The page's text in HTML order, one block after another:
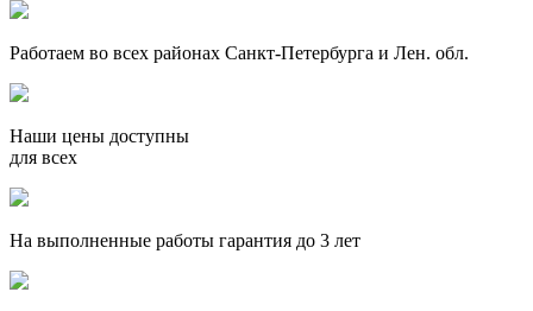
Работаем во всех районах Санкт-Петербурга и Лен. обл.
Наши цены доступны
для всех
На выполненные работы гарантия до 3 лет